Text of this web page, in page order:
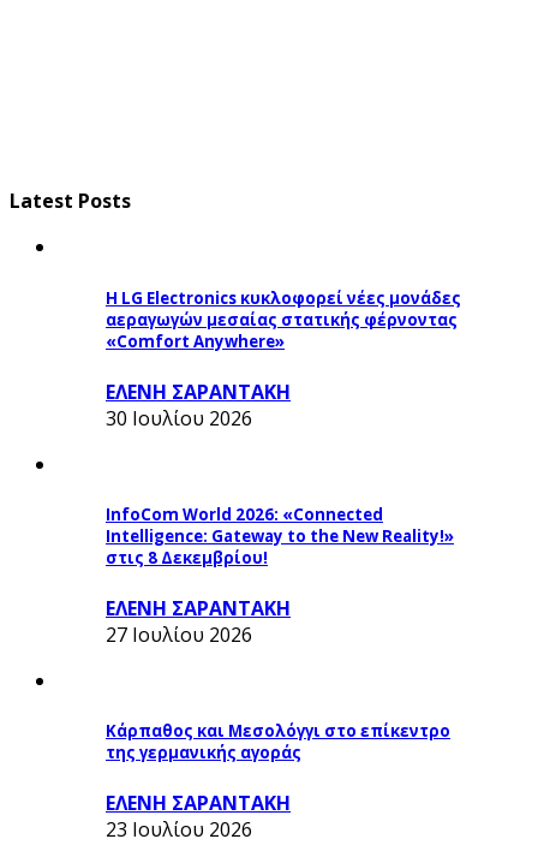
Latest Posts
Η LG Electronics κυκλοφορεί νέες μονάδες
αεραγωγών μεσαίας στατικής φέρνοντας
«Comfort Anywhere»
ΕΛΕΝΗ ΣΑΡΑΝΤΑΚΗ
30 Ιουλίου 2026
InfoCom World 2026: «Connected
Intelligence: Gateway to the New Reality!»
στις 8 Δεκεμβρίου!
ΕΛΕΝΗ ΣΑΡΑΝΤΑΚΗ
27 Ιουλίου 2026
Κάρπαθος και Μεσολόγγι στο επίκεντρο
της γερμανικής αγοράς
ΕΛΕΝΗ ΣΑΡΑΝΤΑΚΗ
23 Ιουλίου 2026